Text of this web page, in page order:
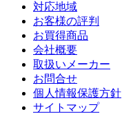
対応地域
お客様の評判
お買得商品
会社概要
取扱いメーカー
お問合せ
個人情報保護方針
サイトマップ